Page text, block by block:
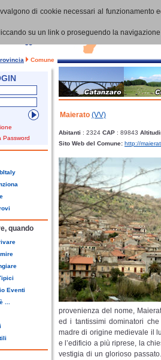
di cookie necessari al
su un link o proseguendo la
Comune
Password
quando
Eventi
...
Maierato (VV)
Abitanti : 2324 CAP : 89843
Sito Web del Comune: http://
provenienza del nome,
ed i tantissimi dominatori
madre di origine medievale il
e l’edificio a più riprese, la
vestigia di un glorioso